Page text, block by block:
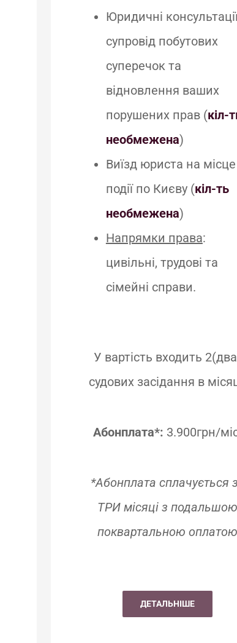
Юридичні
супровід побутових
суперечок та
відновлення ваших
порушених прав (кіл-
необмежена)
Виїзд юриста на місце
події по Києву (кіл-ть
необмежена)
Напрямки права:
цивільні, трудові та
сімейні справи.
У вартість входить
судових засідання в
Абонплата*: 3.900грн/
*Абонплата сплачується
ТРИ місяці з подальшою
поквартальною оплатою
ДЕТАЛЬНІШЕ